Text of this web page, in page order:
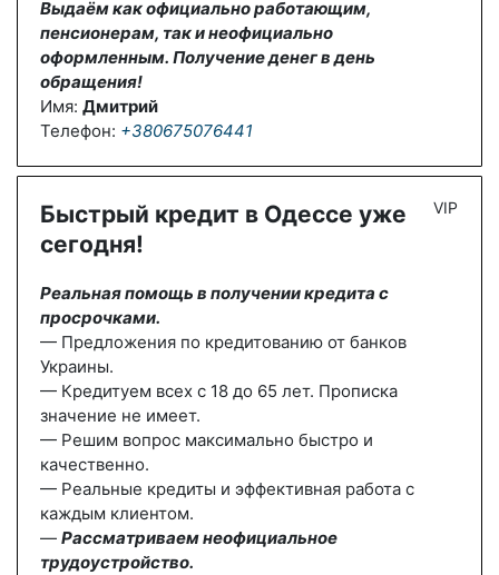
Выдаём как официально работающим,
пенсионерам, так и неофициально
оформленным. Получение денег в день
обращения!
Имя: Дмитрий
Телефон: +380675076441
Быстрый кредит в Одессе уже
сегодня!
Реальная помощь в получении кредита с
просрочками.
— Предложения по кредитованию от банков
Украины.
— Кредитуем всех с 18 до 65 лет. Прописка
значение не имеет.
— Решим вопрос максимально быстро и
качественно.
— Реальные кредиты и эффективная работа с
каждым клиентом.
— Рассматриваем неофициальное
трудоустройство.
VIP